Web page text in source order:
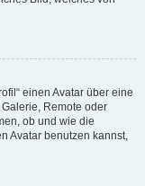
einen Avatar über eine
Remote oder
ob und wie die
Avatar benutzen kannst,